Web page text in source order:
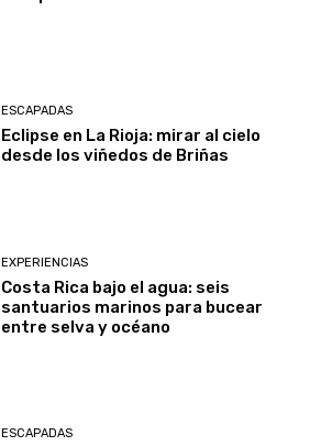
ESCAPADAS
Eclipse en La Rioja: mirar al cielo
desde los viñedos de Briñas
EXPERIENCIAS
Costa Rica bajo el agua: seis
santuarios marinos para bucear
entre selva y océano
ESCAPADAS